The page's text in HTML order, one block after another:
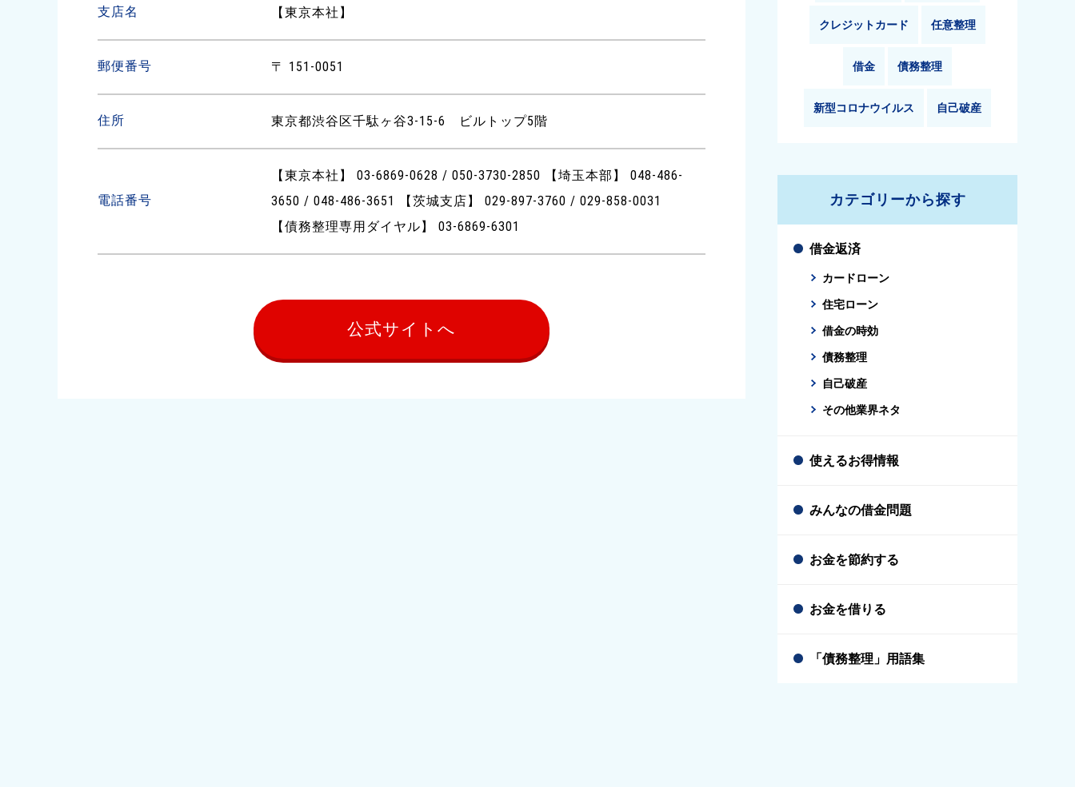
支店名 【東京本社】
郵便番号 〒 151-0051
住所 東京都渋谷区千駄ヶ谷3-15-6 ビルトップ5階
電話番号
【東京本社】 03-6869-0628 / 050-3730-2850 【埼玉本部】 048-486-
3650 / 048-486-3651 【茨城支店】 029-897-3760 / 029-858-0031
【債務整理専用ダイヤル】 03-6869-6301
公式サイトへ
クレジットカード 任意整理
借金 債務整理
新型コロナウイルス 自己破産
カテゴリーから探す
借金返済
カードローン
住宅ローン
借金の時効
債務整理
自己破産
その他業界ネタ
使えるお得情報
みんなの借金問題
お金を節約する
お金を借りる
「債務整理」用語集